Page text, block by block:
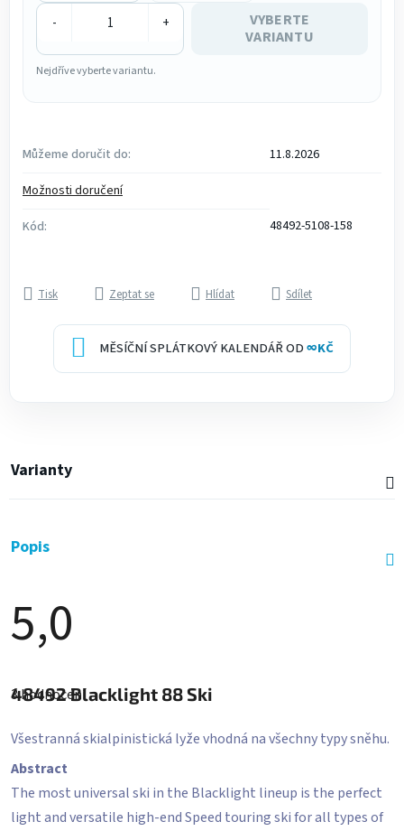
- +
VYBERTE
VARIANTU
Nejdříve vyberte variantu.
Můžeme doručit do:
11.8.2026
Možnosti doručení
Kód:
48492-5108-158
Tisk Zeptat se Hlídat Sdílet
MĚSÍČNÍ SPLÁTKOVÝ KALENDÁŘ OD∞KČ
Varianty
Popis
5,0
produktu
z
hvězdiček.
3 hodnocení
48492Blacklight 88 Ski
Všestranná skialpinistická lyže vhodná na všechny typy sněhu.
Abstract
The most universal ski in the Blacklight lineup is the perfect
light and versatile high-end Speed touring ski for all types of